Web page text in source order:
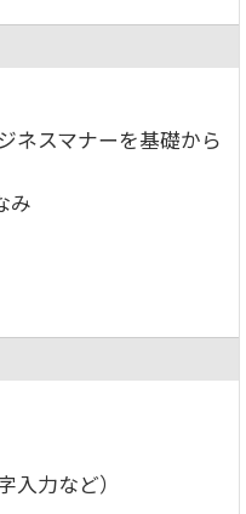
ネスマナーを基礎から
み
入力など）